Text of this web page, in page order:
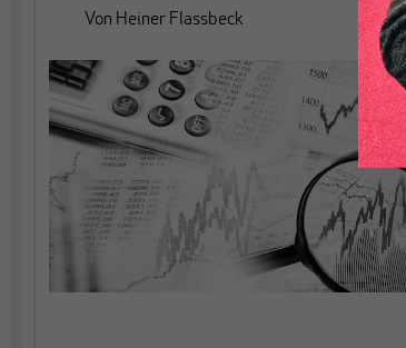
Von Heiner Flassbeck